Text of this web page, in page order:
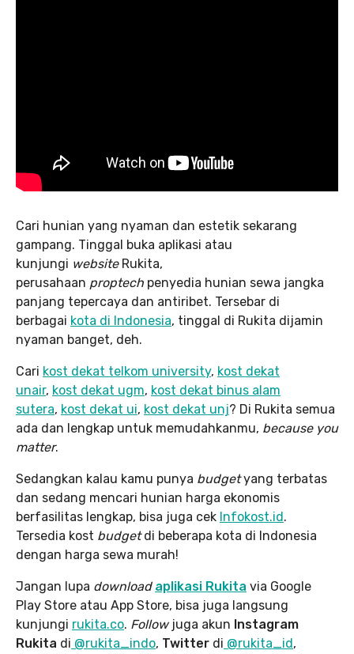
Cari hunian yang nyaman dan estetik sekarang
gampang. Tinggal buka aplikasi atau
kunjungi websiteRukita,
perusahaan proptech penyedia hunian sewa jangka
panjang tepercaya dan antiribet. Tersebar di
berbagai kota di Indonesia, tinggal di Rukita dijamin
nyaman banget, deh.
Cari kost dekat telkom university, kost dekat
unair, kost dekat ugm, kost dekat binus alam
sutera, kost dekat ui, kost dekat unj? Di Rukita semua
ada dan lengkap untuk memudahkanmu, because you
matter.
Sedangkan kalau kamu punya budgetyang terbatas
dan sedang mencari hunian harga ekonomis
berfasilitas lengkap, bisa juga cek Infokost.id .
Tersedia kost budgetdi beberapa kota di Indonesia
dengan harga sewa murah!
Jangan lupa download aplikasi Rukita via Google
Play Store atau App Store, bisa juga langsung
kunjungi rukita.co. Followjuga akun Instagram
Rukita di @rukita_indo, Twitter di @rukita_id ,